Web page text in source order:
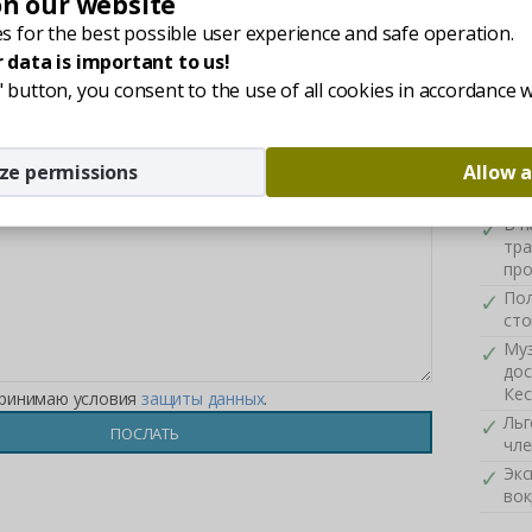
for the best possible user experience and safe operation.
data is important to us!
button, you consent to the use of all cookies in accordance
Allow
permissions
условиязащиты данных.
В